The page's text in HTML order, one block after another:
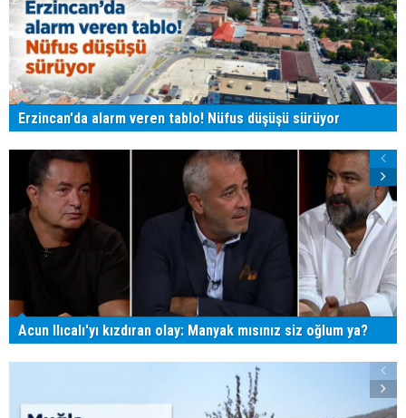
Erzincan'da alarm veren tablo! Nüfus düşüşü sürüyor
Acun Ilıcalı'yı kızdıran olay: Manyak mısınız siz oğlum ya?